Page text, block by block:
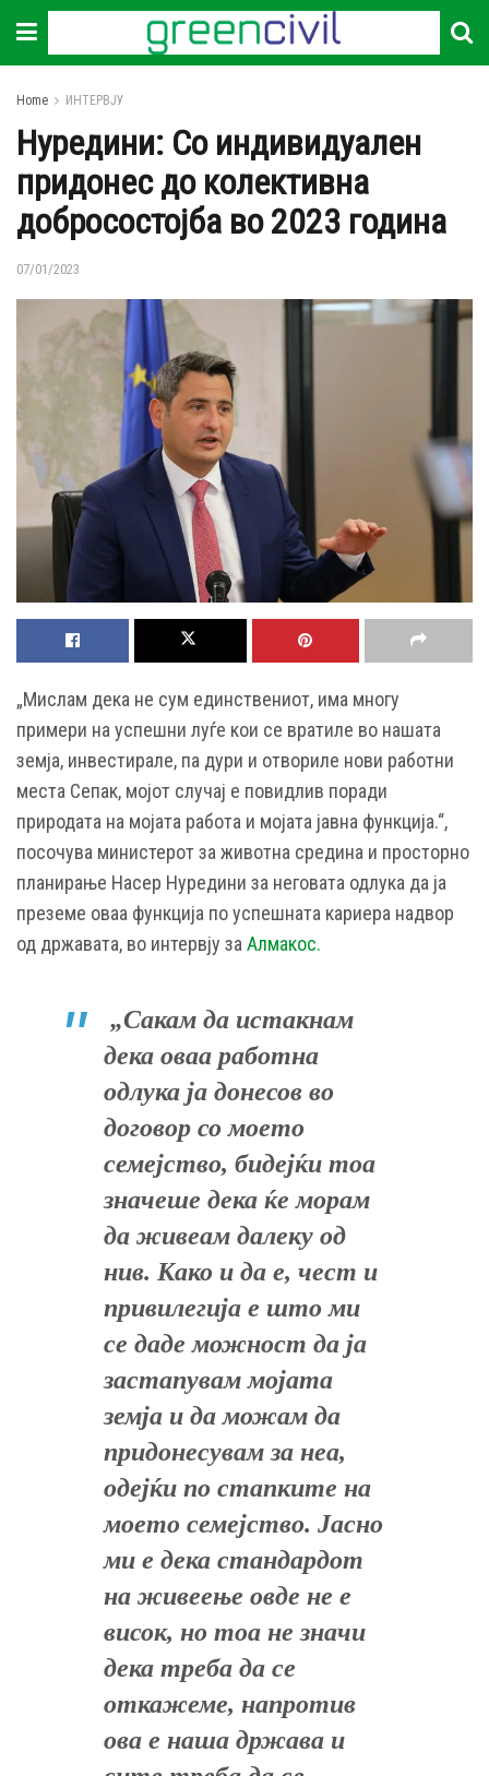
Home ИНТЕРВЈУ
Нуредини: Со индивидуален
придонес до колективна
добросостојба во 2023 година
07/01/2023
„Мислам дека не сум единствениот, има многу
примери на успешни луѓе кои се вратиле во нашата
земја, инвестирале, па дури и отвориле нови работни
места Сепак, мојот случај е повидлив поради
природата на мојата работа и мојата јавна функција.“,
посочува министерот за животна средина и просторно
планирање Насер Нуредини за неговата одлука да ја
преземе оваа функција по успешната кариера надвор
од државата, во интервју заАлмакос.
„Сакам да истакнам
дека оваа работна
одлука ја донесов во
договор со моето
семејство, бидејќи тоа
значеше дека ќе морам
да живеам далеку од
нив. Како и да е, чест и
привилегија е што ми
се даде можност да ја
застапувам мојата
земја и да можам да
придонесувам за неа,
одејќи по стапките на
моето семејство. Јасно
ми е дека стандардот
на живеење овде не е
висок, но тоа не значи
дека треба да се
откажеме, напротив
ова е наша држава и